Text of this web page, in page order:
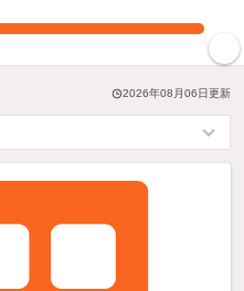
2026年08月06日更新